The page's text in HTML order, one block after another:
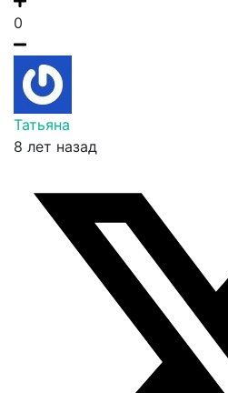
0
Татьяна
8 лет назад